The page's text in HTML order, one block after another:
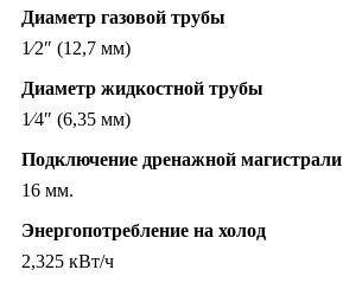
Диаметр газовой трубы
1⁄2″ (12,7 мм)
Диаметр жидкостной трубы
1⁄4″ (6,35 мм)
Подключение дренажной магистрали
16 мм.
Энергопотребление на холод
2,325 кВт/ч